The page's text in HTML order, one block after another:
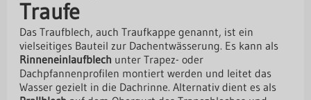
Traufe
Das Traufblech, auch Traufkappe genannt, ist ein
vielseitiges Bauteil zur Dachentwässerung. Es kann als
Rinneneinlaufblech unter Trapez- oder
Dachpfannenprofilen montiert werden und leitet das
Wasser gezielt in die Dachrinne. Alternativ dient es als